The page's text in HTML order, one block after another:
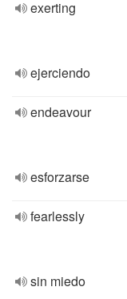
exerting
ejerciendo
endeavour
esforzarse
fearlessly
sin miedo